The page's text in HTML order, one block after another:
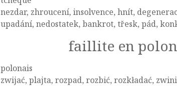
nezdar, zhroucení, insolvence, hnít,
upadání, nedostatek, bankrot, třesk, pád,
faillite en
polonais
zwijać, plajta, rozpad, rozbić, rozkładać,